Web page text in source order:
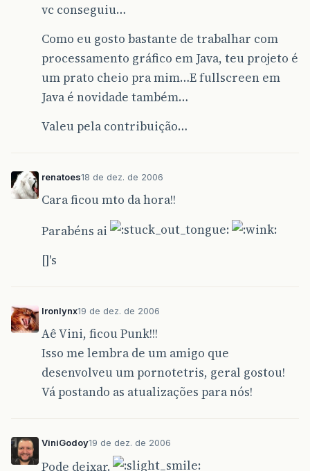
vc conseguiu…
Como eu gosto bastante de trabalhar com
processamento gráfico em Java, teu projeto é
um prato cheio pra mim…E fullscreen em
Java é novidade também…
Valeu pela contribuição…
renatoes18 de dez. de 2006
Cara ficou mto da hora!!
Parabéns ai
[]'s
Ironlynx19 de dez. de 2006
Aê Vini, ficou Punk!!!
Isso me lembra de um amigo que
desenvolveu um pornotetris, geral gostou!
Vá postando as atualizações para nós!
ViniGodoy19 de dez. de 2006
Pode deixar.